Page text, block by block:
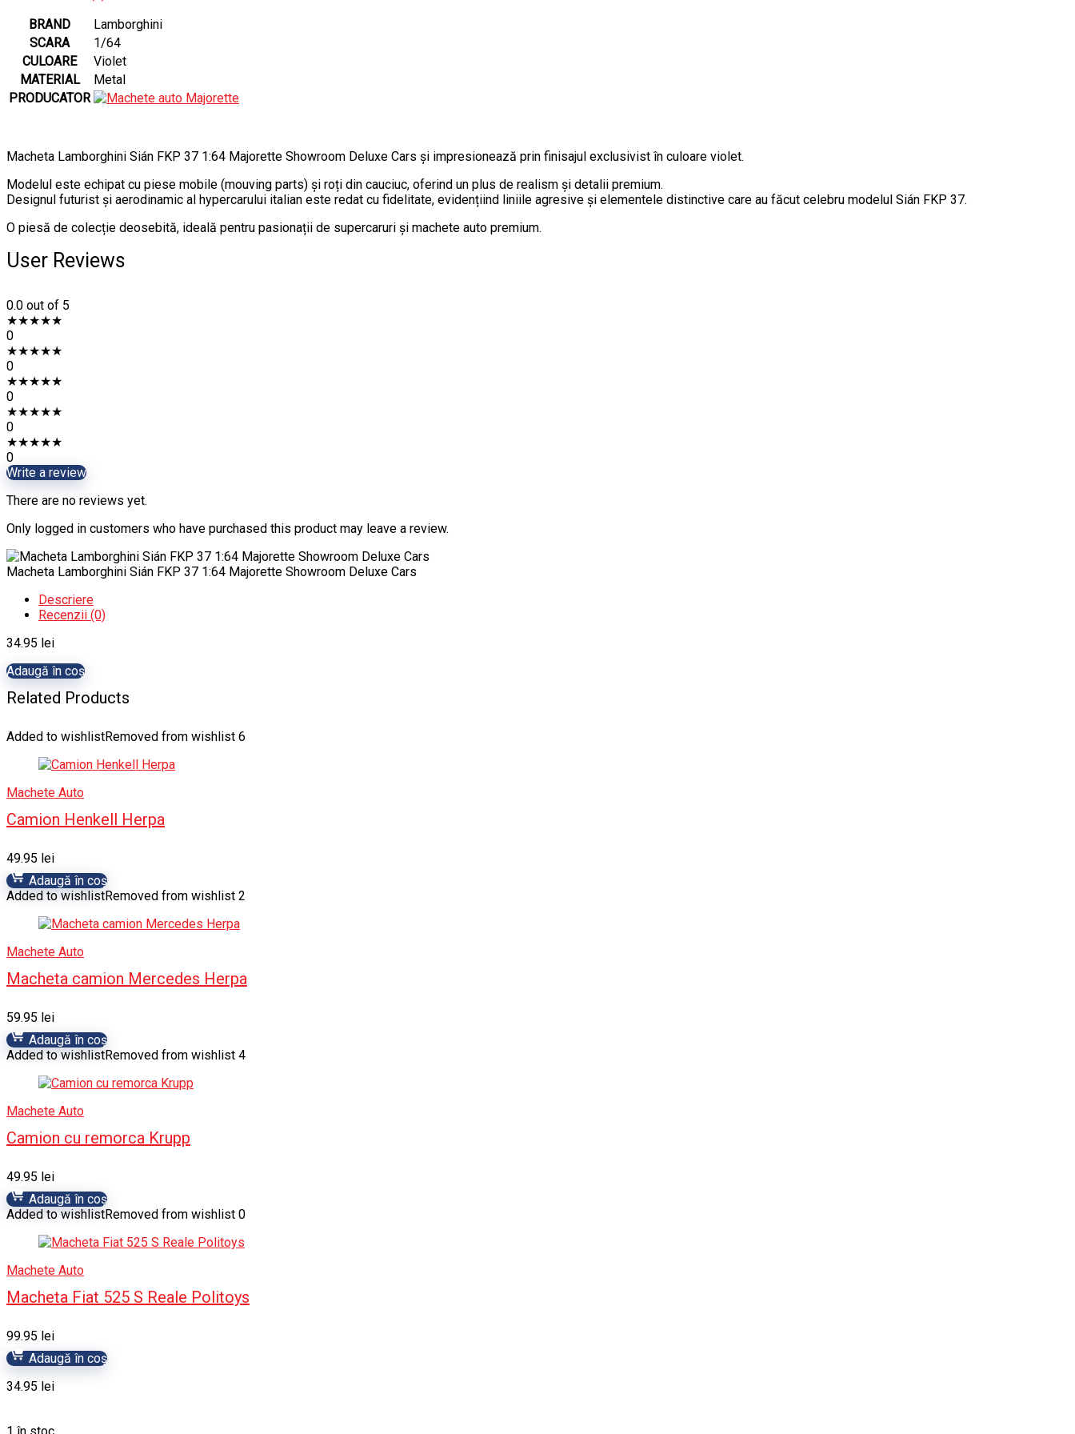
BRAND
Lamborghini
SCARA
1/64
CULOARE
Violet
MATERIAL
Metal
PRODUCATOR
Macheta Lamborghini Sián FKP 37 1:64 Majorette Showroom Deluxe Cars și impresionează prin finisajul exclusivist în culoare violet.
Modelul este echipat cu piese mobile (mouving parts) și roți din cauciuc, oferind un plus de realism și detalii premium.
Designul futurist și aerodinamic al hypercarului italian este redat cu fidelitate, evidențiind liniile agresive și elementele distinctive care au făcut celebru modelul Sián FKP 37.
O piesă de colecție deosebită, ideală pentru pasionații de supercaruri și machete auto premium.
User Reviews
0.0 out of 5
★★★★★
0
★★★★★
0
★★★★★
0
★★★★★
0
★★★★★
0
Write a review
There are no reviews yet.
Only logged in customers who have purchased this product may leave a review.
Macheta Lamborghini Sián FKP 37 1:64 Majorette Showroom Deluxe Cars
Descriere
Recenzii (0)
34.95 lei
Adaugă în coș
Related Products
Added to wishlistRemoved from wishlist 6
Machete Auto
Camion Henkell Herpa
49.95 lei
Adaugă în coș
Added to wishlistRemoved from wishlist 2
Machete Auto
Macheta camion Mercedes Herpa
59.95 lei
Adaugă în coș
Added to wishlistRemoved from wishlist 4
Machete Auto
Camion cu remorca Krupp
49.95 lei
Adaugă în coș
Added to wishlistRemoved from wishlist 0
Machete Auto
Macheta Fiat 525 S Reale Politoys
99.95 lei
Adaugă în coș
34.95 lei